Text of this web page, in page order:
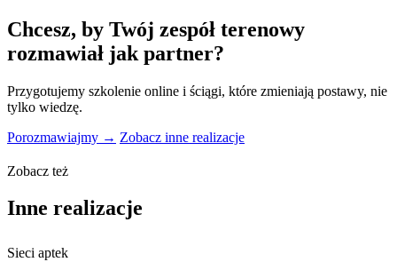
Chcesz, by Twój zespół terenowy
rozmawiał jak partner?
Przygotujemy szkolenie online i ściągi, które zmieniają postawy, nie
tylko wiedzę.
Porozmawiajmy → Zobacz inne realizacje
Zobacz też
Inne realizacje
Sieci aptek